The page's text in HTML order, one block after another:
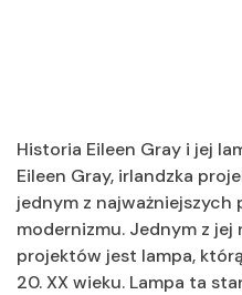
Historia Eileen Gray i jej
Eileen Gray, irlandzka
jednym z
modernizmu. Jednym z
projektów jest lampa,
20. XX wieku. Lampa ta